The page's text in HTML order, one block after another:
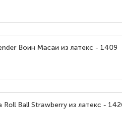
Воин Масаи из латекс - 1409
Ball Strawberry из латекс -